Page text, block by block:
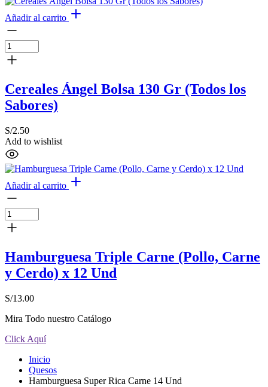
Añadir al carrito
Cereales Ángel Bolsa 130 Gr (Todos los
Sabores)
S/2.50
Add to wishlist
Añadir al carrito
Hamburguesa Triple Carne (Pollo, Carne
y Cerdo) x 12 Und
S/13.00
Mira Todo nuestro Catálogo
Click Aquí
Inicio
Quesos
Hamburguesa Super Rica Carne 14 Und